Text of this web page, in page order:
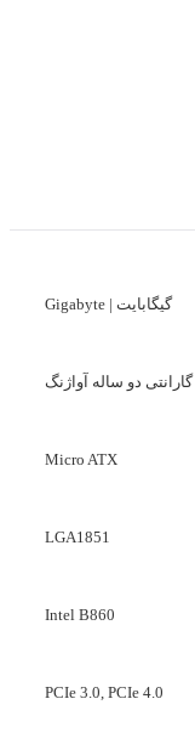
گیگابایت | Gigabyte
گارانتی دو ساله آواژنگ
Micro ATX
LGA1851
Intel B860
PCIe 3.0, PCIe 4.0